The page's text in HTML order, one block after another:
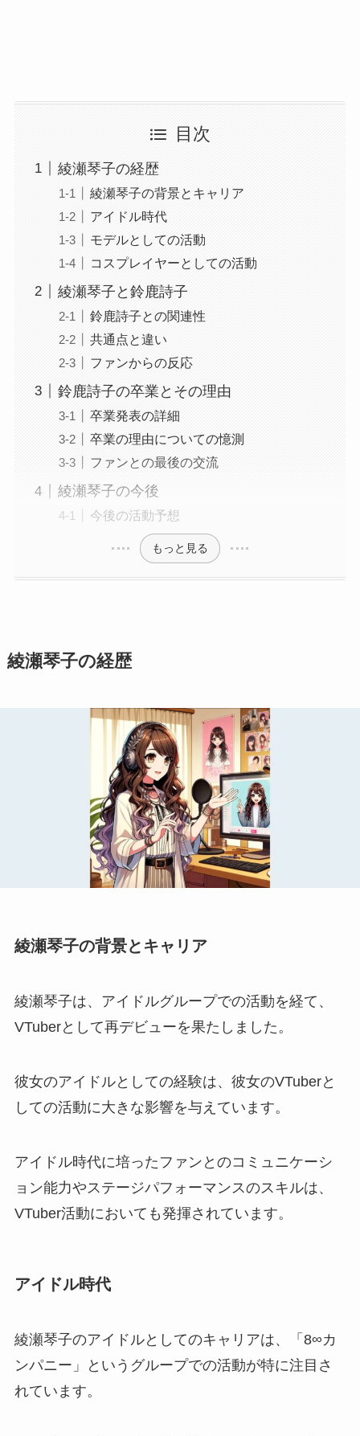
目次
綾瀬琴子の経歴
綾瀬琴子の背景とキャリア
アイドル時代
モデルとしての活動
コスプレイヤーとしての活動
綾瀬琴子と鈴鹿詩子
鈴鹿詩子との関連性
共通点と違い
ファンからの反応
鈴鹿詩子の卒業とその理由
卒業発表の詳細
卒業の理由についての憶測
ファンとの最後の交流
綾瀬琴子の今後
今後の活動予想
もっと見る
綾瀬琴子の経歴
綾瀬琴子の背景とキャリア
綾瀬琴子は、アイドルグループでの活動を経て、
VTuberとして再デビューを果たしました。
彼女のアイドルとしての経験は、彼女のVTuberと
しての活動に大きな影響を与えています。
アイドル時代に培ったファンとのコミュニケーシ
ョン能力やステージパフォーマンスのスキルは、
VTuber活動においても発揮されています。
アイドル時代
綾瀬琴子のアイドルとしてのキャリアは、「8∞カ
ンパニー」というグループでの活動が特に注目さ
れています。